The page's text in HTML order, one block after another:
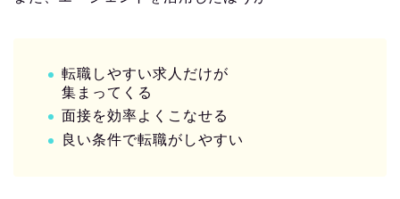
転職しやすい求人だけが
集まってくる
面接を効率よくこなせる
良い条件で転職がしやすい